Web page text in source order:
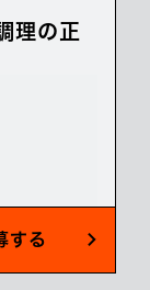
理の正
する